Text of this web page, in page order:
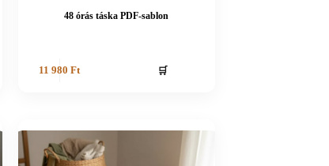
48 órás táska PDF-sablon
11 980Ft 🛒